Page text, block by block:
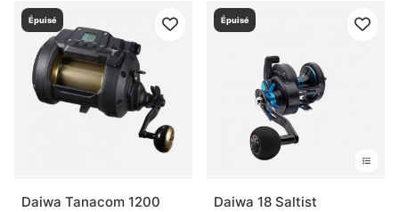
Épuisé
Daiwa Tanacom 1200
Épuisé
Daiwa 18 Saltist